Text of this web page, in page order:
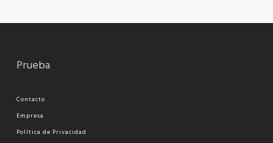
Prueba
Contacto
Empresa
Política de Privacidad